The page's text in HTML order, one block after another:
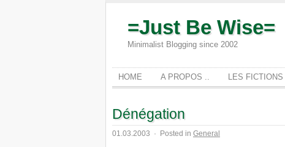
=Just Be Wise=
Minimalist Blogging since 2002
HOME A PROPOS .. LES
Dénégation
01.03.2003 · Posted in General